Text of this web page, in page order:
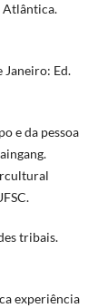
Atlântica.
Janeiro: Ed.
e da pessoa
tribais.
experiência